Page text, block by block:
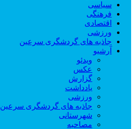
سیاسی
فرهنگی
اقتصادی
ورزشی
جاذبه های گردشگری سرعین
آرشیو
ویدئو
عکس
گزارش
یادداشت
ورزشی
جاذبه های گردشگری سرعین
شهرستانی
مصاحبه